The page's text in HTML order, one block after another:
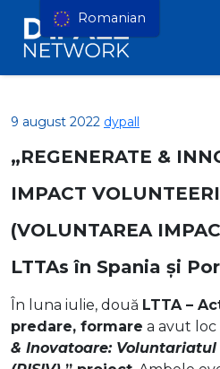
9 august 2022 dypall
„REGENERATE &
IMPACT
(VOLUNTAREA
LTTAs în Spania și
În luna iulie, două LTTA –
predare, formare a avut loc
& Inovatoare:
Romanian